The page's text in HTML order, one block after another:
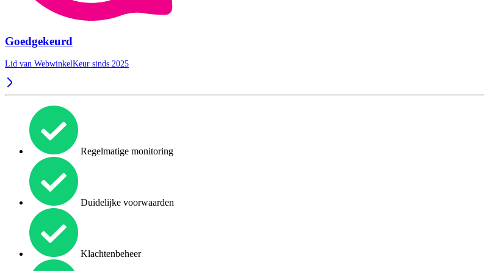
Goedgekeurd
Lid van WebwinkelKeur sinds 2025
Regelmatige monitoring
Duidelijke voorwaarden
Klachtenbeheer